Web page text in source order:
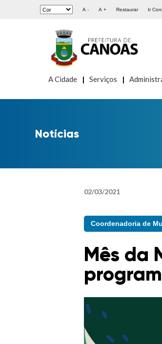
A - A + Restaurar Ir
A Cidade Serviços
Notícias
02/03/2021
Coordenadoria de
Mês da